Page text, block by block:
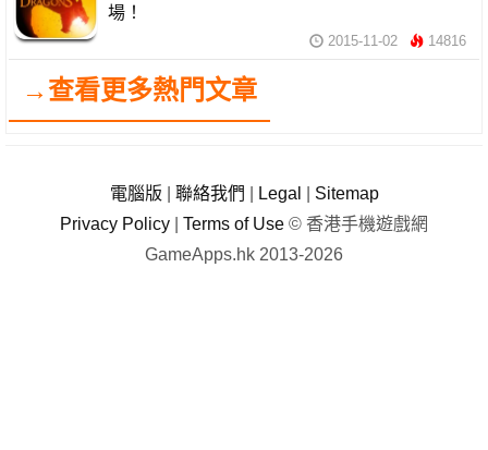
場！
2015-11-02 14816
→查看更多熱門文章
電腦版 聯絡我們 Legal
Sitemap
Privacy Policy
Terms of Use © 香港手機遊戲網
GameApps.hk 2013-2026